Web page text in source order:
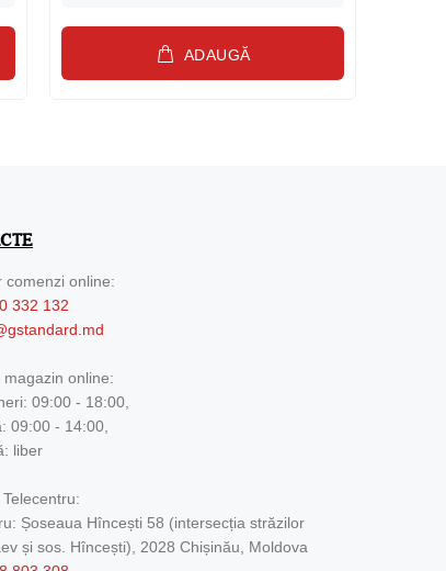
ADAUGĂ
comenzi online:
332 132
magazin online:
09:00 - 18:00,
09:00 - 14:00,
liber
Șoseaua Hîncești 58 (intersecția străzilor
și sos. Hîncești), 2028 Chișinău, Moldova